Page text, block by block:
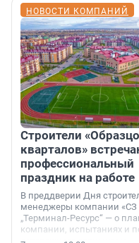
НОВОСТИ КОМПАНИЙ
Строители
кварталов»
профессиональный
праздник на работе
В преддверии Дня
менеджеры компании «СЗ
„Терминал-Ресурс“ — о
компании, испытаниях и
осторожного оптимизма.